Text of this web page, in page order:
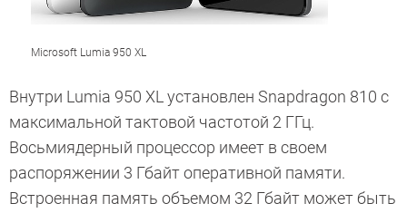
Microsoft Lumia 950 XL
Внутри Lumia 950 XL установлен Snapdragon 810 с
максимальной тактовой частотой 2 ГГц.
Восьмиядерный процессор имеет в своем
распоряжении 3 Гбайт оперативной памяти.
Встроенная память объемом 32 Гбайт может быть